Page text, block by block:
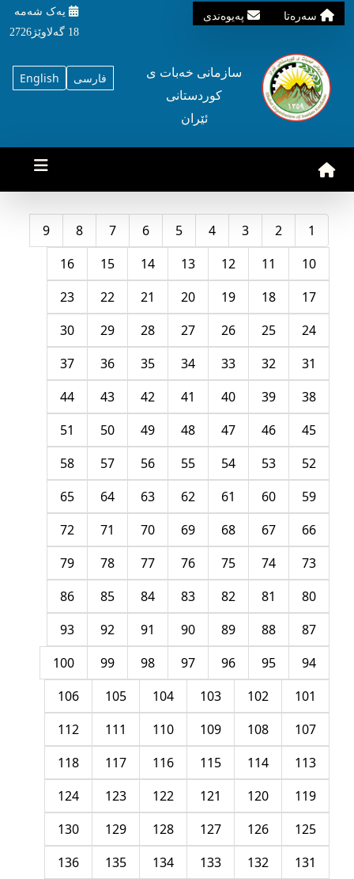
سه‌ره‌تا په‌یوه‌ندی
یه‌ک شه‌مه‌
18 گه‌لاوێژ2726
English فارسی
سازمانی خه‌بات ی
کوردستانی
ئێران
1
2
3
4
5
6
7
8
9
10
11
12
13
14
15
16
17
18
19
20
21
22
23
24
25
26
27
28
29
30
31
32
33
34
35
36
37
38
39
40
41
42
43
44
45
46
47
48
49
50
51
52
53
54
55
56
57
58
59
60
61
62
63
64
65
66
67
68
69
70
71
72
73
74
75
76
77
78
79
80
81
82
83
84
85
86
87
88
89
90
91
92
93
94
95
96
97
98
99
100
101
102
103
104
105
106
107
108
109
110
111
112
113
114
115
116
117
118
119
120
121
122
123
124
125
126
127
128
129
130
131
132
133
134
135
136